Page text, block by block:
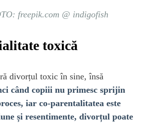
freepik.com @ indigofish
toxică
divorțul toxic în sine, însă
când copiii nu primesc sprijin
iar co-parentalitatea este
și resentimente, divorțul poate